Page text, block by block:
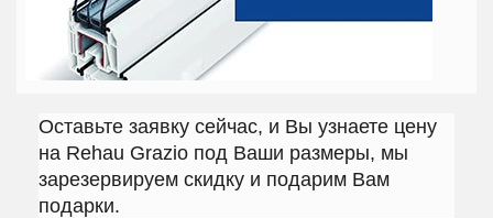
Оставьте заявку сейчас, и Вы узнаете цену
на Rehau Grazio под Ваши размеры, мы
зарезервируем скидку и подарим Вам
подарки.